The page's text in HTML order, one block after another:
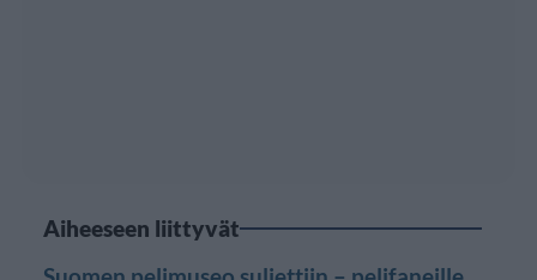
Aiheeseen liittyvät